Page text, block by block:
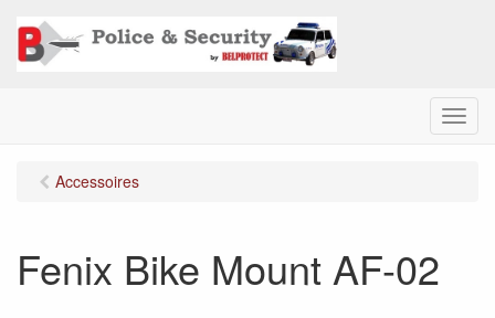
M
e
Accessoires
Fenix Bike Mount AF-02